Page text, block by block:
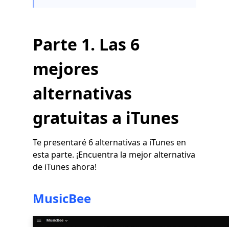
Parte 1. Las 6
mejores
alternativas
gratuitas a iTunes
Te presentaré 6 alternativas a iTunes en
esta parte. ¡Encuentra la mejor alternativa
de iTunes ahora!
MusicBee